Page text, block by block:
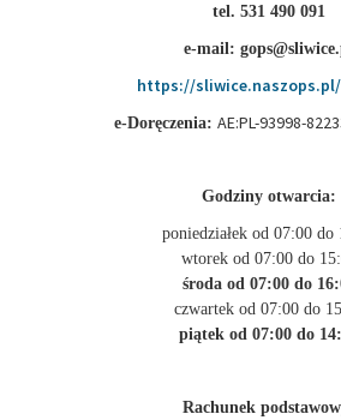
tel. 531 490 091
e-mail:
https://
e-Doręczenia: AE:PL-93998-
Godziny otwarcia:
poniedziałek od 07:00 do
wtorek od 07:00 do
środa od 07:00 do
czwartek od 07:00 do
piątek od 07:00 do
Rachunek